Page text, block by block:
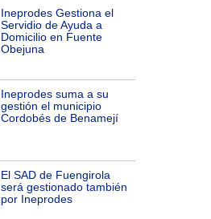
Ineprodes Gestiona el
Servidio de Ayuda a
Domicilio en Fuente
Obejuna
Ineprodes suma a su
gestión el municipio
Cordobés de Benamejí
El SAD de Fuengirola
será gestionado también
por Ineprodes